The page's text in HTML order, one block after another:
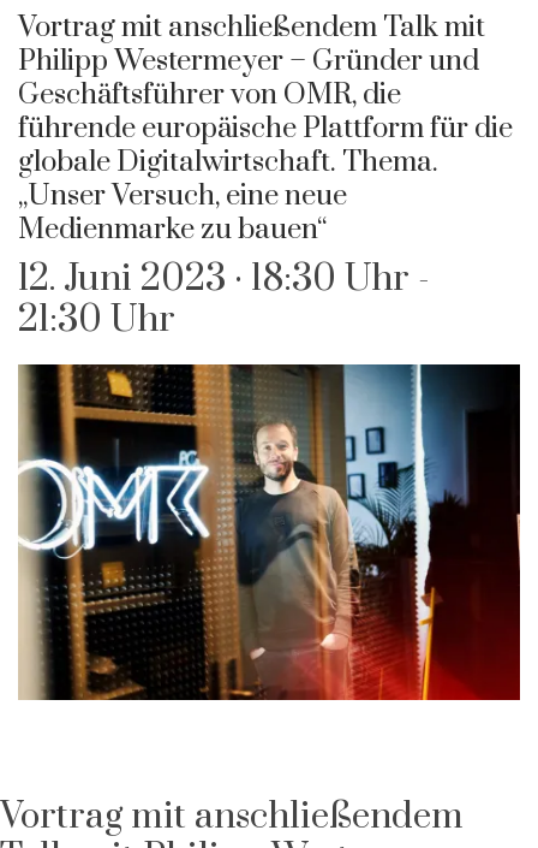
Vortrag mit anschließendem Talk mit
Philipp Westermeyer – Gründer und
Geschäftsführer von OMR, die
führende europäische Plattform für die
globale Digitalwirtschaft. Thema.
„Unser Versuch, eine neue
Medienmarke zu bauen“
12. Juni 2023 · 18:30 Uhr -
21:30 Uhr
Vortrag mit anschließendem